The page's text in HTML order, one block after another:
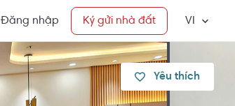
Đăng nhập Ký gửi nhà đất VI
Yêu thích